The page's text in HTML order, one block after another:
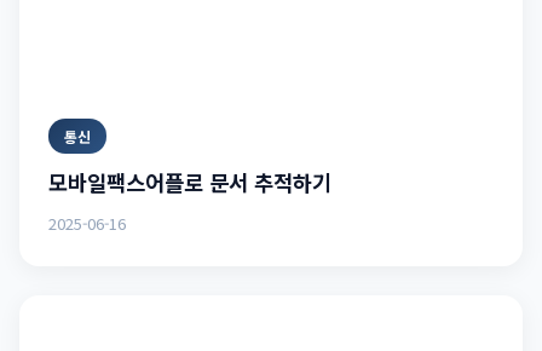
통신
모바일팩스어플로 문서 추적하기
2025-06-16